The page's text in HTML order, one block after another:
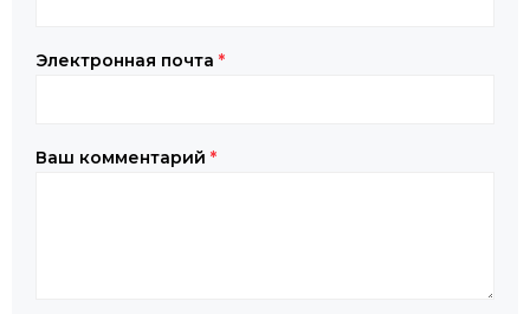
Электронная почта *
Ваш комментарий *